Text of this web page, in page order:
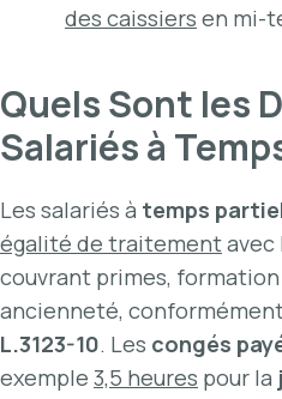
des caissiers en mi-
Quels Sont les
Salariés à
Les salariés à temps
égalité de traitementavec
couvrant primes,
ancienneté,
L.3123-10. Les congés
exemple 3,5 heures pour la